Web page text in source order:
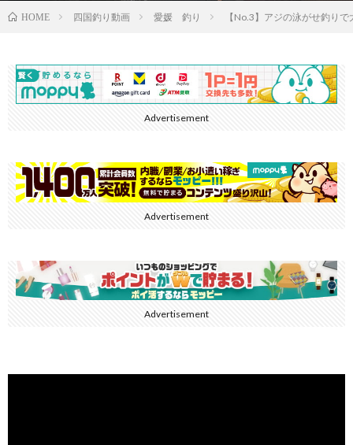
HOME 四国釣り動画 愛媛 釣り 【No.3】アジの泳がせ釣り
Advertisement
Advertisement
Advertisement